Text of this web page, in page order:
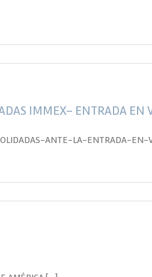
IMMEX– ENTRADA EN
ANTE-LA-ENTRADA-EN-